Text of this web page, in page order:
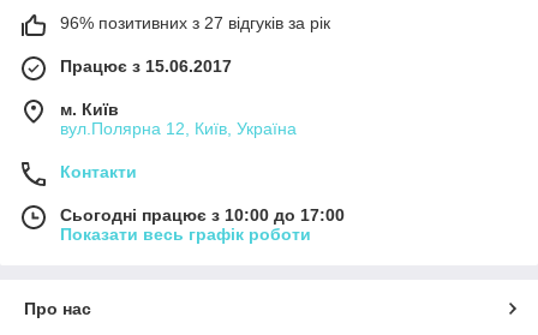
96% позитивних з 27 відгуків за рік
Працює з 15.06.2017
м. Київ
вул.Полярна 12, Київ, Україна
Контакти
Сьогодні працює з 10:00 до 17:00
Показати весь графік роботи
Про нас